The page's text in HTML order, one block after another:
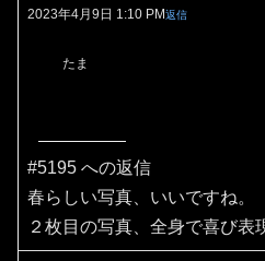
2023年4月9日 1:10 PM返信
たま
#5195 への返信
春らしい写真、いいですね。
２枚目の写真、全身で喜び表